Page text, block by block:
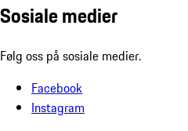
Sosiale medier
Følg oss på sosiale medier.
Facebook
Instagram